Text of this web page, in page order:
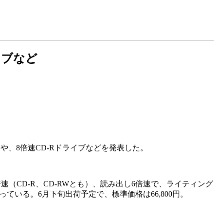
など
、8倍速CD-Rドライブなどを発表した。
（CD-R、CD-RWとも）、読み出し6倍速で、ライティング
いる。6月下旬出荷予定で、標準価格は66,800円。